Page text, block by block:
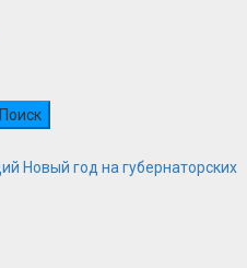
Новый год на губернаторских